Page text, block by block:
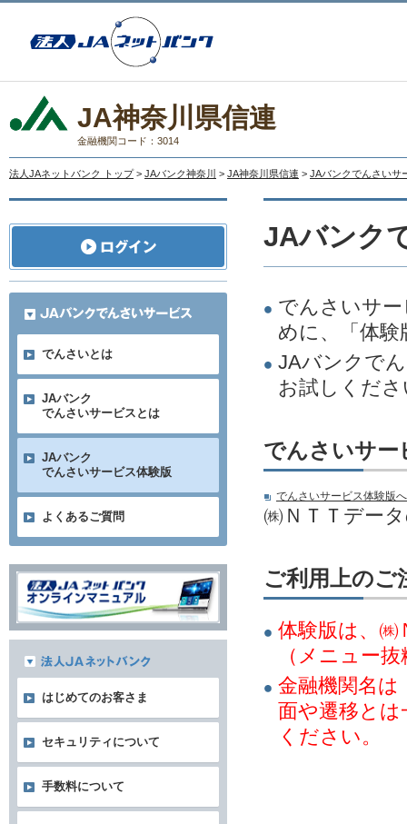
JA神奈川県信連
金融機関コード：3014
法人JAネットバンク トップ > JAバンク神奈川 > JA神奈川県信連 > JAバンクでんさいサ
JAバンク
でんさいサ
めに、「体
JAバンクで
お試しくださ
でんさいサー
でんさいサービス体験版へ
㈱ＮＴＴデー
ご利用上のご
体験版は、㈱
（メニュー
金融機関名は
面や遷移と
ください。
でんさいとは
JAバンク
でんさいサービスとは
JAバンク
でんさいサービス体験版
よくあるご質問
はじめてのお客さま
セキュリティについて
手数料について